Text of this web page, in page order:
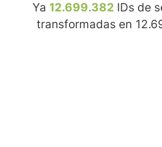
Ya 12.699.382 IDs de
transformadas en